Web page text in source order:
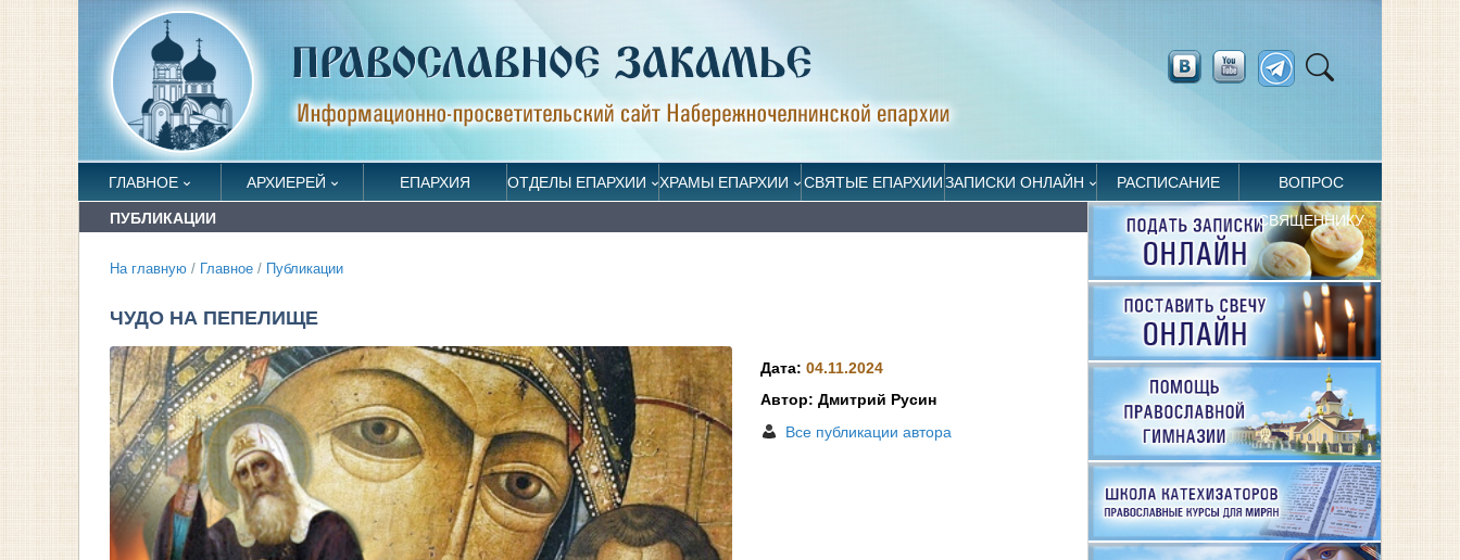
ГЛАВНОЕ АРХИЕРЕЙ ЕПАРХИЯ ОТДЕЛЫ ЕПАРХИИ ХРАМЫ ЕПАРХИИ СВЯТЫЕ ЕПАРХИИЗАПИСКИ ОНЛАЙН РАСПИСАНИЕ ВОПРОС
СВЯЩЕННИКУ
ПУБЛИКАЦИИ
На главную / Главное / Публикации
ЧУДО НА ПЕПЕЛИЩЕ
Дата:04.11.2024
Автор: Дмитрий Русин
Все публикации автора